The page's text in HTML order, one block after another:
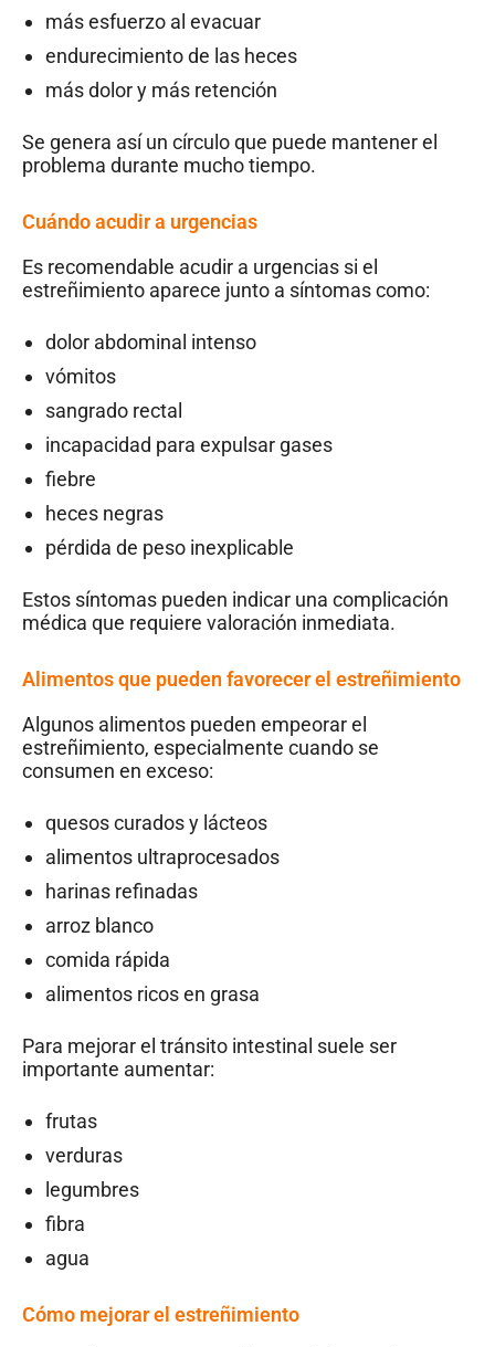
más esfuerzo al evacuar
endurecimiento de las heces
más dolor y más retención
Se genera así un círculo que puede mantener el
problema durante mucho tiempo.
Cuándo acudir a urgencias
Es recomendable acudir a urgencias si el
estreñimiento aparece junto a síntomas como:
dolor abdominal intenso
vómitos
sangrado rectal
incapacidad para expulsar gases
fiebre
heces negras
pérdida de peso inexplicable
Estos síntomas pueden indicar una complicación
médica que requiere valoración inmediata.
Alimentos que pueden favorecer el estreñimiento
Algunos alimentos pueden empeorar el
estreñimiento, especialmente cuando se
consumen en exceso:
quesos curados y lácteos
alimentos ultraprocesados
harinas refinadas
arroz blanco
comida rápida
alimentos ricos en grasa
Para mejorar el tránsito intestinal suele ser
importante aumentar:
frutas
verduras
legumbres
fibra
agua
Cómo mejorar el estreñimiento